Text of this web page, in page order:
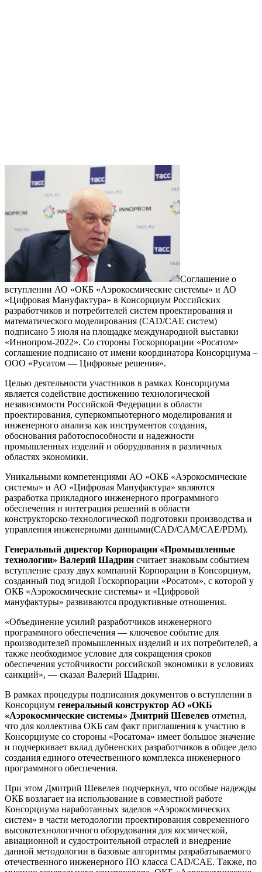
Соглашение о
вступлении АО «ОКБ «Аэрокосмические системы» и АО
«Цифровая Мануфактура» в Консорциум Российских
разработчиков и потребителей систем проектирования и
математического моделирования (CAD/CAЕ систем)
подписано 5 июля на площадке международной выставки
«Иннопром-2022». Со стороны Госкорпорации «Росатом»
соглашение подписано от имени координатора Консорциума –
ООО «Русатом — Цифровые решения».
Целью деятельности участников в рамках Консорциума
является содействие достижению технологической
независимости Российской Федерации в области
проектирования, суперкомпьютерного моделирования и
инженерного анализа как инструментов создания,
обоснования работоспособности и надежности
промышленных изделий и оборудования в различных
областях экономики.
Уникальными компетенциями АО «ОКБ «Аэрокосмические
системы» и АО «Цифровая Мануфактура» являются
разработка прикладного инженерного программного
обеспечения и интеграция решений в области
конструкторско-технологической подготовки производства и
управления инженерными данными(CAD/CAM/CAE/PDM).
Генеральный директор Корпорации «Промышленные
технологии» Валерий Шадрин считает знаковым событием
вступление сразу двух компаний Корпорации в Консорциум,
созданный под эгидой Госкорпорации «Росатом», с которой у
ОКБ «Аэрокосмические системы» и «Цифровой
мануфактуры» развиваются продуктивные отношения.
«Объединение усилий разработчиков инженерного
программного обеспечения — ключевое событие для
производителей промышленных изделий и их потребителей, а
также необходимое условие для сокращения сроков
обеспечения устойчивости российской экономики в условиях
санкций», — сказал Валерий Шадрин.
В рамках процедуры подписания документов о вступлении в
Консорциум генеральный конструктор АО «ОКБ
«Аэрокосмические системы» Дмитрий Шевелев отметил,
что для коллектива ОКБ сам факт приглашения к участию в
Консорциуме со стороны «Росатома» имеет большое значение
и подчеркивает вклад дубненских разработчиков в общее дело
создания единого отечественного комплекса инженерного
программного обеспечения.
При этом Дмитрий Шевелев подчеркнул, что особые надежды
ОКБ возлагает на использование в совместной работе
Консорциума наработанных заделов «Аэрокосмических
систем» в части методологии проектирования современного
высокотехнологичного оборудования для космической,
авиационной и судостроительной отраслей и внедрение
данной методологии в базовые алгоритмы разрабатываемого
отечественного инженерного ПО класса CAD/CAE. Также, по